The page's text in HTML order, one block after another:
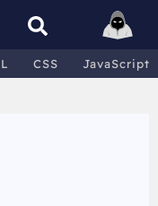
CSS JavaScript